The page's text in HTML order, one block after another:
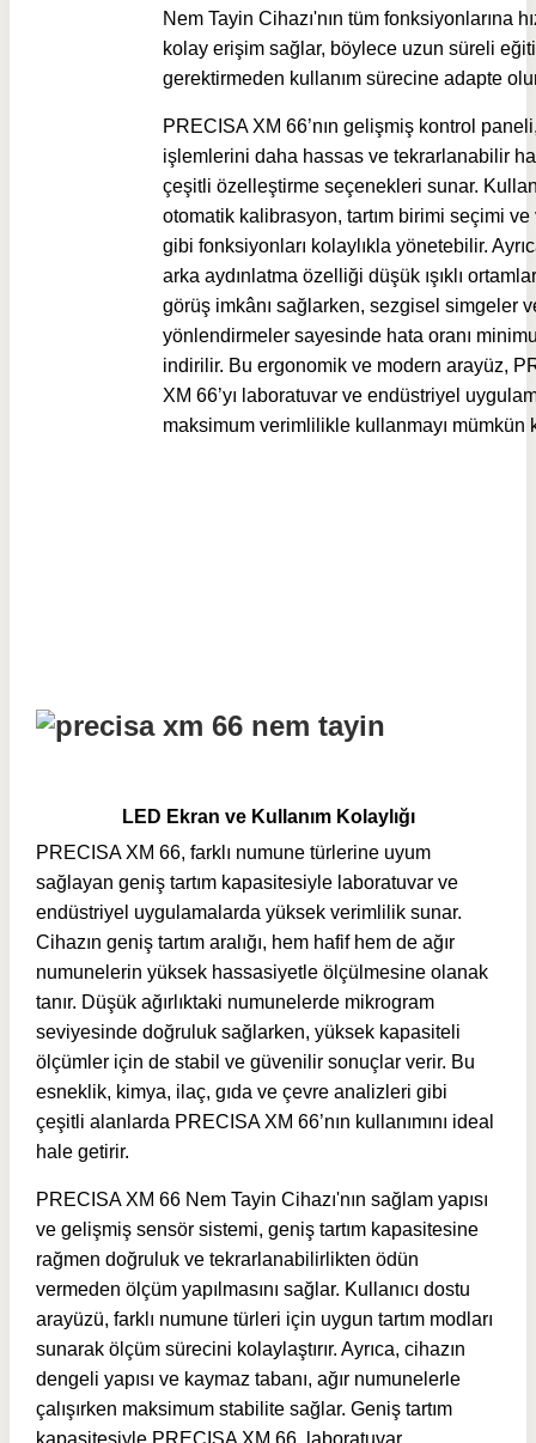
Nem Tayin Cihazı'nın tüm fonksiyonlarına
kolay erişim sağlar, böylece uzun süreli
gerektirmeden kullanım sürecine adapte
PRECISA XM 66’nın gelişmiş kontrol
işlemlerini daha hassas ve tekrarlanabilir
çeşitli özelleştirme seçenekleri sunar.
otomatik kalibrasyon, tartım birimi seçimi ve
gibi fonksiyonları kolaylıkla yönetebilir.
arka aydınlatma özelliği düşük ışıklı
görüş imkânı sağlarken, sezgisel simgeler
yönlendirmeler sayesinde hata oranı
indirilir. Bu ergonomik ve modern arayüz,
XM 66’yı laboratuvar ve endüstriyel
maksimum verimlilikle kullanmayı mümkün
LED Ekran ve Kullanım Kolaylığı
PRECISA XM 66, farklı numune türlerine uyum
sağlayan geniş tartım kapasitesiyle laboratuvar ve
endüstriyel uygulamalarda yüksek verimlilik sunar.
Cihazın geniş tartım aralığı, hem hafif hem de ağır
numunelerin yüksek hassasiyetle ölçülmesine olanak
tanır. Düşük ağırlıktaki numunelerde mikrogram
seviyesinde doğruluk sağlarken, yüksek kapasiteli
ölçümler için de stabil ve güvenilir sonuçlar verir. Bu
esneklik, kimya, ilaç, gıda ve çevre analizleri gibi
çeşitli alanlarda PRECISA XM 66’nın kullanımını ideal
hale getirir.
PRECISA XM 66 Nem Tayin Cihazı'nın sağlam yapısı
ve gelişmiş sensör sistemi, geniş tartım kapasitesine
rağmen doğruluk ve tekrarlanabilirlikten ödün
vermeden ölçüm yapılmasını sağlar. Kullanıcı dostu
arayüzü, farklı numune türleri için uygun tartım modları
sunarak ölçüm sürecini kolaylaştırır. Ayrıca, cihazın
dengeli yapısı ve kaymaz tabanı, ağır numunelerle
çalışırken maksimum stabilite sağlar. Geniş tartım
kapasitesiyle PRECISA XM 66, laboratuvar